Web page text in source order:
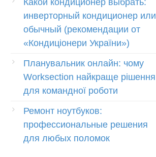
Какой кондиционер выбрать:
инверторный кондиционер или
обычный (рекомендации от
«Кондиціонери України»)
Планувальник онлайн: чому
Worksection найкраще рішення
для командної роботи
Ремонт ноутбуков:
профессиональные решения
для любых поломок